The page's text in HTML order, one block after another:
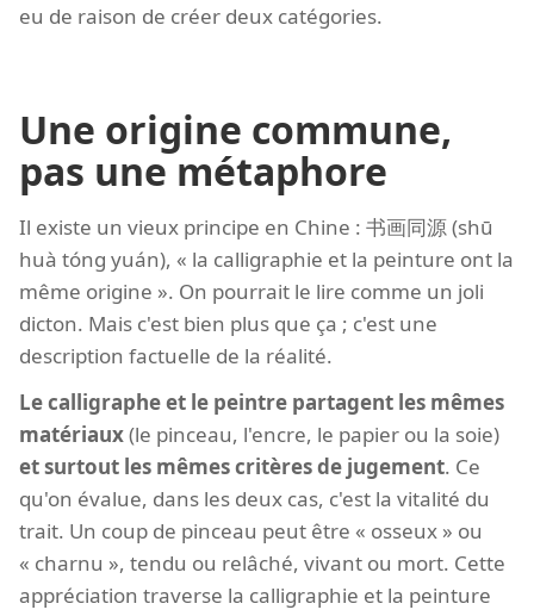
eu de raison de créer deux catégories.
Une origine commune,
pas une métaphore
Il existe un vieux principe en Chine : 书画同源 (shū
huà tóng yuán), « la calligraphie et la peinture ont la
même origine ». On pourrait le lire comme un joli
dicton. Mais c'est bien plus que ça ; c'est une
description factuelle de la réalité.
Le calligraphe et le peintre partagent les mêmes
matériaux(le pinceau, l'encre, le papier ou la soie)
et surtout les mêmes critères de jugement. Ce
qu'on évalue, dans les deux cas, c'est la vitalité du
trait. Un coup de pinceau peut être « osseux » ou
« charnu », tendu ou relâché, vivant ou mort. Cette
appréciation traverse la calligraphie et la peinture